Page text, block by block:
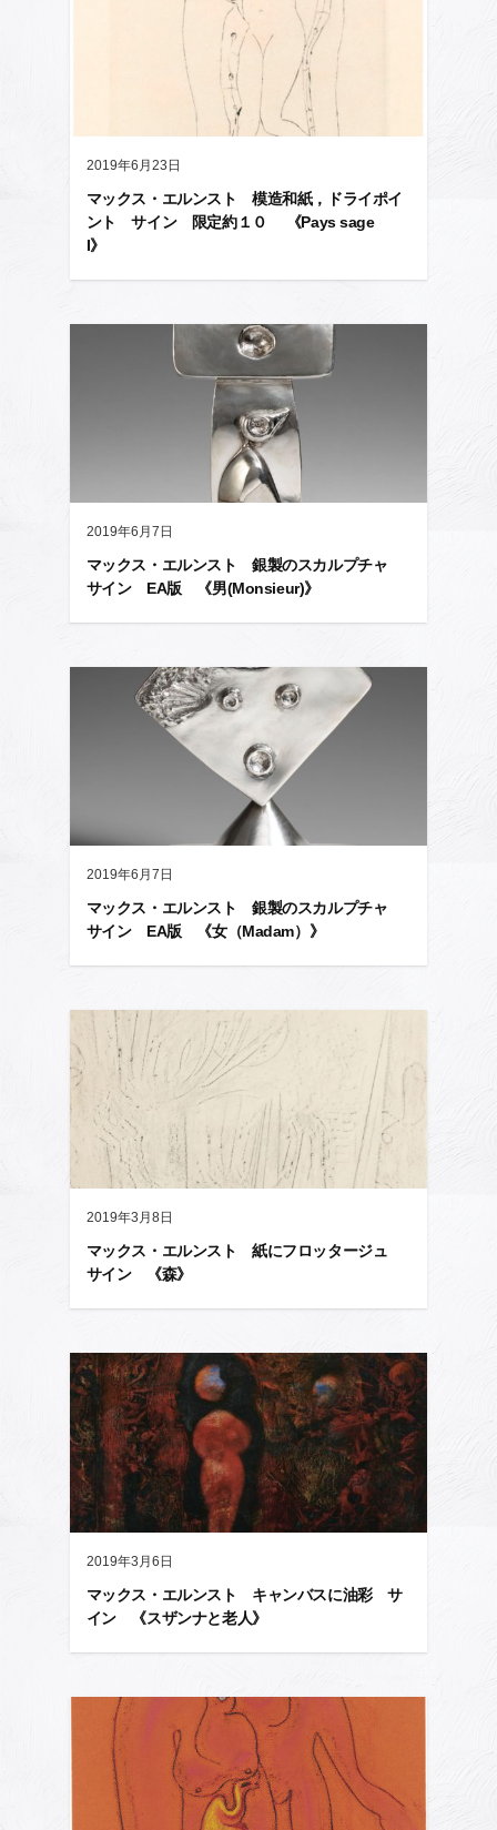
2019年6月23日
マックス・エルンスト 模造和紙，ドライポイ
ント サイン 限定約１０ 《Pays sage
I》
2019年6月7日
マックス・エルンスト 銀製のスカルプチャ
サイン EA版 《男(Monsieur)》
2019年6月7日
マックス・エルンスト 銀製のスカルプチャ
サイン EA版 《女（Madam）》
2019年3月8日
マックス・エルンスト 紙にフロッタージュ
サイン 《森》
2019年3月6日
マックス・エルンスト キャンバスに油彩 サ
イン 《スザンナと老人》